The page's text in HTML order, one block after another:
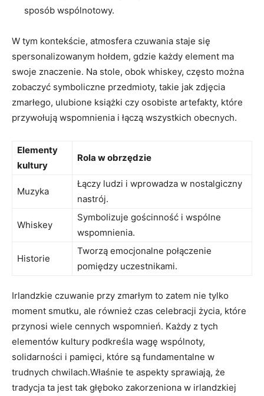
sposób wspólnotowy.
W tym kontekście, atmosfera czuwania staje się
spersonalizowanym hołdem, gdzie każdy element ma
swoje znaczenie. Na stole, obok whiskey, często można
zobaczyć symboliczne przedmioty, takie jak zdjęcia
zmarłego, ulubione książki czy osobiste artefakty, które
przywołują wspomnienia i łączą wszystkich obecnych.
Elementy
kultury
Rola w obrzędzie
Muzyka
Łączy ludzi i wprowadza w nostalgiczny
nastrój.
Whiskey
Symbolizuje gościnność i wspólne
wspomnienia.
Historie
Tworzą emocjonalne połączenie
pomiędzy uczestnikami.
Irlandzkie czuwanie przy zmarłym to zatem nie tylko
moment smutku, ale również czas celebracji życia, które
przynosi wiele cennych wspomnień. Każdy z tych
elementów kultury podkreśla wagę wspólnoty,
solidarności i pamięci, które są fundamentalne w
trudnych chwilach.Właśnie te aspekty sprawiają, że
tradycja ta jest tak głęboko zakorzeniona w irlandzkiej